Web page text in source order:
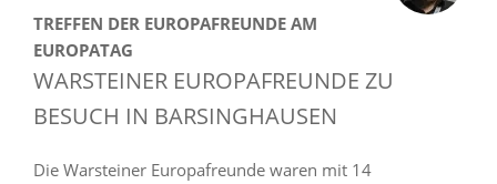
TREFFEN DER EUROPAFREUNDE AM
EUROPATAG
WARSTEINER EUROPAFREUNDE ZU
BESUCH IN BARSINGHAUSEN
Die Warsteiner Europafreunde waren mit 14